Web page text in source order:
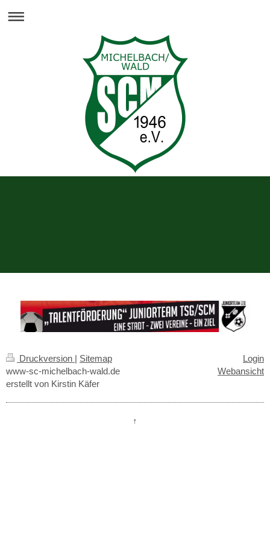
Druckversion | Sitemap
www-sc-michelbach-wald.de
erstellt von Kirstin Käfer
Login
Webansicht
↑